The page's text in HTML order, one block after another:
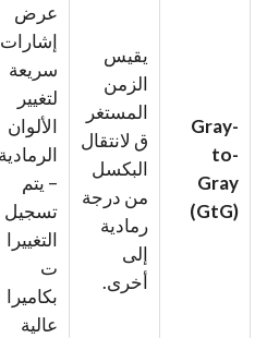
Gray-
to-
Gray
(GtG)
يقيس
الزمن
المستغر
ق لانتقال
البكسل
من درجة
رمادية
إلى
أخرى.
عرض
إشارات
سريعة
لتغيير
الألوان
– يتم
تسجيل
التغييرا
ت
بكاميرا
عالية